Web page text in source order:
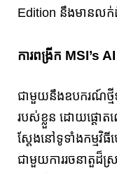
Edition នឹងមានលក់
ការពង្រីក MSI’s
ជាមួយនឹងឧបករណ៍ថ្មី
របស់ខ្លួន ដោយផ្តោតល
ស្តែងនៅទូទាំងកម្មវិធីហ្
ជាមួយការរចនាតួដ៏ស្